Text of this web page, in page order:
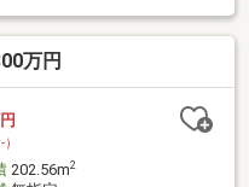
グにも収納やWICがある
岡第一小学校まで約450
学しやすい距離です。■
インター店まで歩6分♪毎
文化施設つなーでまで歩4
気軽に本を読める環境で
万円
202.56m2